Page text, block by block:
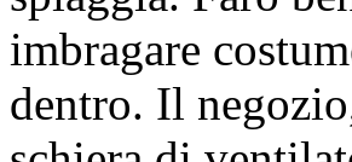
imbragare
dentro. Il